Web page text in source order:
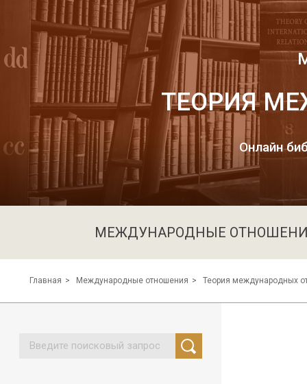
ТЕОРИЯ
Онлайн
МЕЖДУНАРОДНЫЕ
Главная Международные отношения Теория международных